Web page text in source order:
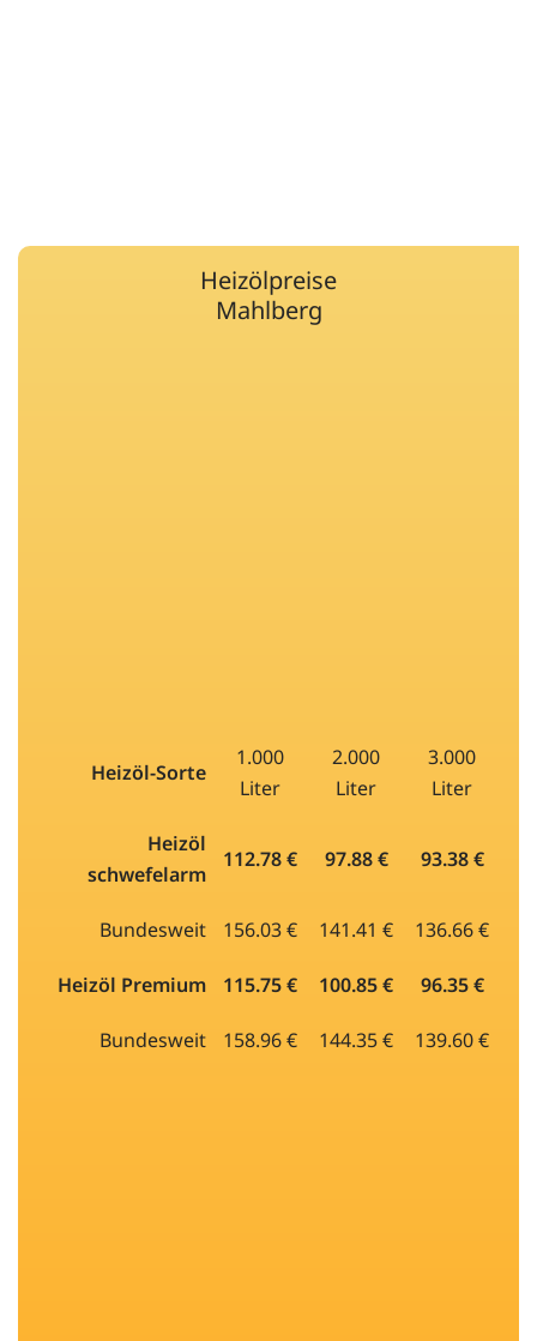
Heizölpreise
Mahlberg
Heizöl-Sorte
1.000
Liter
2.000
Liter
3.000
Liter
Heizöl
schwefelarm
112.78 € 97.88 € 93.38 €
Bundesweit 156.03 € 141.41 € 136.66 €
Heizöl Premium 115.75 € 100.85 € 96.35 €
Bundesweit 158.96 € 144.35 € 139.60 €